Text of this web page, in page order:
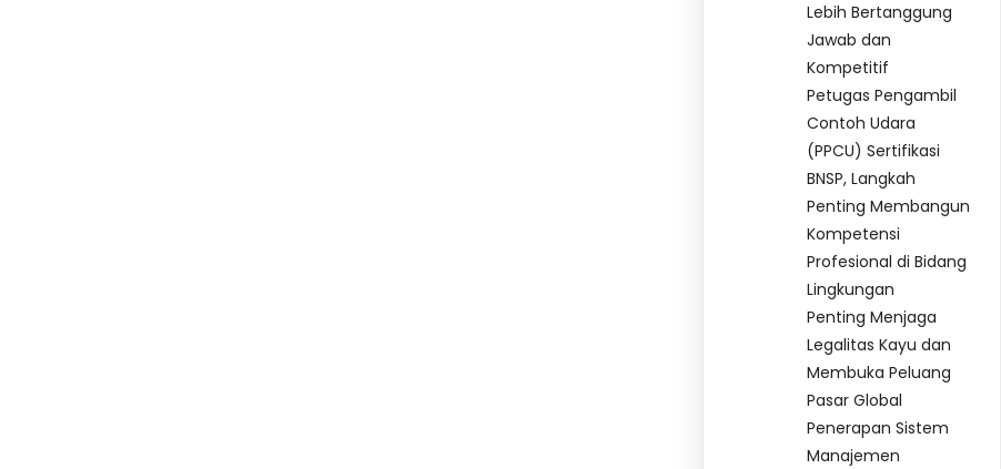
Lebih Bertanggung
Jawab dan
Kompetitif
Petugas Pengambil
Contoh Udara
(PPCU) Sertifikasi
BNSP, Langkah
Penting Membangun
Kompetensi
Profesional di Bidang
Lingkungan
Penting Menjaga
Legalitas Kayu dan
Membuka Peluang
Pasar Global
Penerapan Sistem
Manajemen